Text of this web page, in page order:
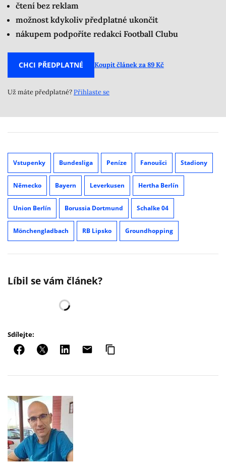
čtení bez reklam
možnost kdykoliv předplatné ukončit
nákupem podpoříte redakci Football Clubu
CHCI PŘEDPLATNÉ Koupit článek za 89 Kč
Už máte předplatné?Přihlaste se
Vstupenky Bundesliga Peníze Fanoušci Stadiony
Německo Bayern Leverkusen Hertha Berlín
Union Berlín Borussia Dortmund Schalke 04
Mönchengladbach RB Lipsko Groundhopping
Líbil se vám článek?
Sdílejte: